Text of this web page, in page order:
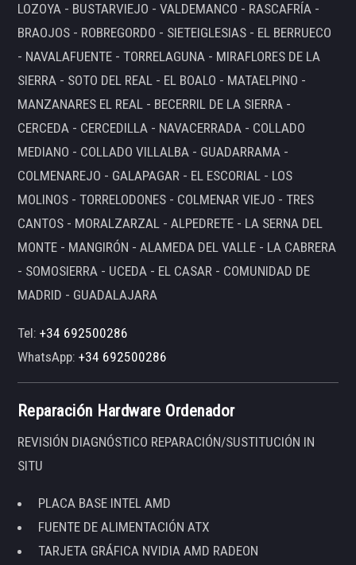
LOZOYA - BUSTARVIEJO - VALDEMANCO - RASCAFRÍA -
BRAOJOS - ROBREGORDO - SIETEIGLESIAS - EL BERRUECO
- NAVALAFUENTE - TORRELAGUNA - MIRAFLORES DE LA
SIERRA - SOTO DEL REAL - EL BOALO - MATAELPINO -
MANZANARES EL REAL - BECERRIL DE LA SIERRA -
CERCEDA - CERCEDILLA - NAVACERRADA - COLLADO
MEDIANO - COLLADO VILLALBA - GUADARRAMA -
COLMENAREJO - GALAPAGAR - EL ESCORIAL - LOS
MOLINOS - TORRELODONES - COLMENAR VIEJO - TRES
CANTOS - MORALZARZAL - ALPEDRETE - LA SERNA DEL
MONTE - MANGIRÓN - ALAMEDA DEL VALLE - LA CABRERA
- SOMOSIERRA - UCEDA - EL CASAR - COMUNIDAD DE
MADRID - GUADALAJARA
Tel:+34 692500286
WhatsApp:+34 692500286
Reparación Hardware Ordenador
REVISIÓN DIAGNÓSTICO REPARACIÓN/SUSTITUCIÓN IN
SITU
PLACA BASE INTEL AMD
FUENTE DE ALIMENTACIÓN ATX
TARJETA GRÁFICA NVIDIA AMD RADEON